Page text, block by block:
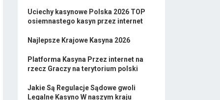
Uciechy kasynowe Polska 2026 TOP
osiemnastego kasyn przez internet
Najlepsze Krajowe Kasyna 2026
Platforma Kasyna Przez internet na
rzecz Graczy na terytorium polski
Jakie Są Regulacje Sądowe gwoli
Legalne Kasyno W naszym kraju